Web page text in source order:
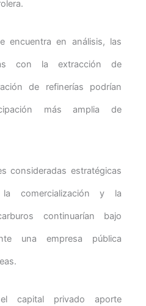
encuentra en análisis, las
con la extracción de
de refinerías podrían
más amplia de
consideradas estratégicas
comercialización y la
continuarían bajo
una empresa pública
capital privado aporte